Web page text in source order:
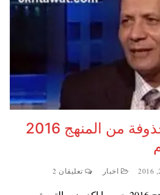
فيديو الاجزاء المحذوفة من المنهج 2016
اخبار تعليقان 2